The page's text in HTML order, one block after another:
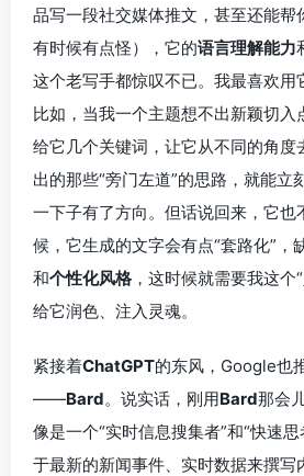
品写一段社交媒体推文，甚至还能帮
有时候有点怪），它的语言理解能力
这个老写手都惊叹不已。我最喜欢用
比如，当我一个主题想不出新颖切入
给它几个关键词，让它从不同的角度
出的那些“旁门左道”的思路，就能立
一下子有了方向。但话说回来，它也
候，它生成的文字会有点“套路化”，
和个性化风格，这时候就需要我这个
给它润色、注入灵魂。
紧接着ChatGPT的东风，Google也
——Bard。说实话，刚用Bard那会
像是一个“实时信息搜集者”和“快速
于最新的新闻事件、实时数据来撰写